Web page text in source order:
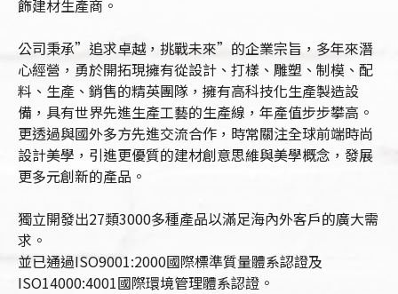
飾建材生產商。
公司秉承”追求卓越，挑戰未來”的企業宗旨，多年來潛
心經營，勇於開拓現擁有從設計、打樣、雕塑、制模、配
料、生產、銷售的精英團隊，擁有高科技化生產製造設
備，具有世界先進生產工藝的生產線，年產值步步攀高。
更透過與國外多方先進交流合作，時常關注全球前端時尚
設計美學，引進更優質的建材創意思維與美學概念，發展
更多元創新的產品。
獨立開發出27類3000多種產品以滿足海內外客戶的廣大需
求。
並已通過ISO9001:2000國際標準質量體系認證及
ISO14000:4001國際環境管理體系認證。